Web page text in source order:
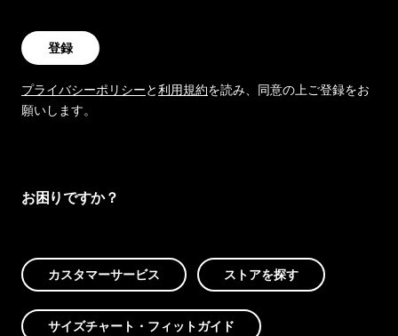
登録
プライバシーポリシーと利用規約を読み、同意の上ご登録をお
願いします。
お困りですか？
カスタマーサービス ストアを探す
サイズチャート・フィットガイド